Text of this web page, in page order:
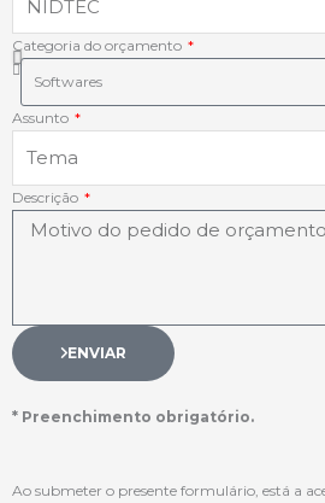
Categoria do orçamento
Assunto
Descrição
ENVIAR
* Preenchimento obrigatório.
Ao submeter o presente formulário, está a